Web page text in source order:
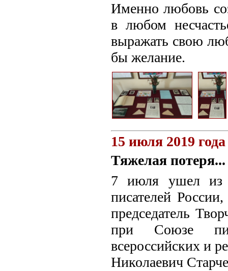
Именно любовь
в любом
выражать свою
бы желание.
15 июля 2019 года
Тяжелая потеря...
7 июля ушел из
писателей
председатель
при Союзе
всероссийских и
Николаевич